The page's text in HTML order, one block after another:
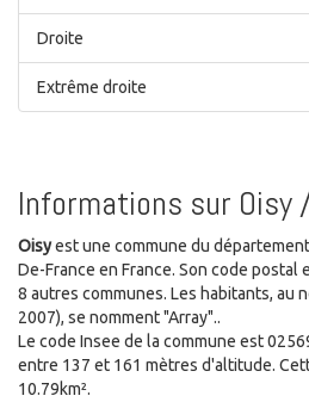
Droite
Extrême droite
Informations sur Oisy
Oisyest une commune du
De-France en France. Son code
8 autres communes. Les habitants, au
2007), se nomment "Array"..
Le code Insee de la commune est
entre 137 et 161 mètres d'altitude.
10.79km².